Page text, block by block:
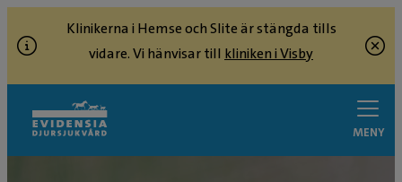
Klinikerna i Hemse och Slite är stängda tills
vidare. Vi hänvisar till kliniken i Visby
MENY